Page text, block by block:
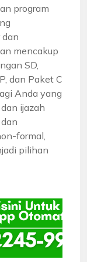
program
mencakup
SD,
dan Paket C
Anda yang
ijazah
formal,
pilihan